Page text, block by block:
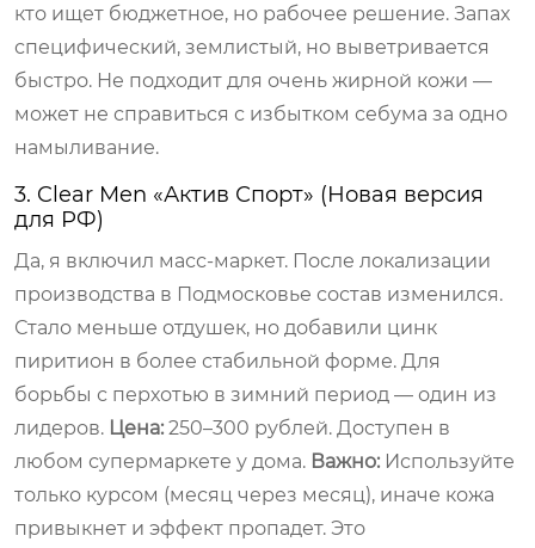
кто ищет бюджетное, но рабочее решение. Запах
специфический, землистый, но выветривается
быстро. Не подходит для очень жирной кожи —
может не справиться с избытком себума за одно
намыливание.
3. Clear Men «Актив Спорт» (Новая версия
для РФ)
Да, я включил масс-маркет. После локализации
производства в Подмосковье состав изменился.
Стало меньше отдушек, но добавили цинк
пиритион в более стабильной форме. Для
борьбы с перхотью в зимний период — один из
лидеров. Цена: 250–300 рублей. Доступен в
любом супермаркете у дома. Важно: Используйте
только курсом (месяц через месяц), иначе кожа
привыкнет и эффект пропадет. Это